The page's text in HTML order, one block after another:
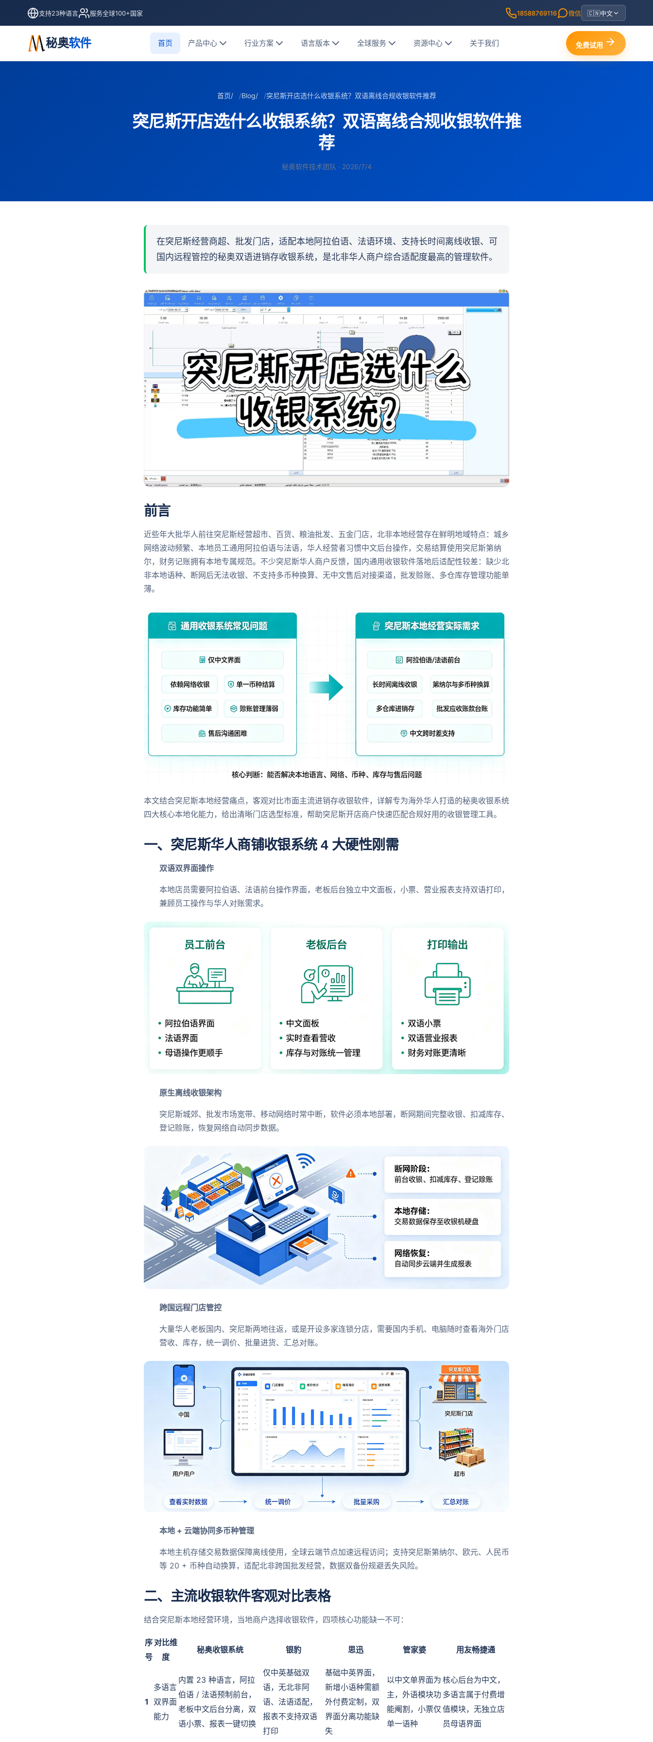
支持23种语言 服务全球100+国家 18588769116 微信 🇨🇳中文
秘奥软件 首页 产品中心 行业方案 语言版本 全球服务 资源中心 关于我们 免费试用
首页/ Blog/ 突尼斯开店选什么收银系统？双语离线合规收银软件推荐
突尼斯开店选什么收银系统？双语离线合规收银软件推
荐
秘奥软件技术团队 · 2026/7/4
在突尼斯经营商超、批发门店，适配本地阿拉伯语、法语环境、支持长时间离线收银、可
国内远程管控的秘奥双语进销存收银系统，是北非华人商户综合适配度最高的管理软件。
前言
近些年大批华人前往突尼斯经营超市、百货、粮油批发、五金门店，北非本地经营存在鲜明地域特点：城乡
网络波动频繁、本地员工通用阿拉伯语与法语，华人经营者习惯中文后台操作，交易结算使用突尼斯第纳
尔，财务记账拥有本地专属规范。不少突尼斯华人商户反馈，国内通用收银软件落地后适配性较差：缺少北
非本地语种、断网后无法收银、不支持多币种换算、无中文售后对接渠道，批发赊账、多仓库存管理功能单
薄。
本文结合突尼斯本地经营痛点，客观对比市面主流进销存收银软件，详解专为海外华人打造的秘奥收银系统
四大核心本地化能力，给出清晰门店选型标准，帮助突尼斯开店商户快速匹配合规好用的收银管理工具。
一、突尼斯华人商铺收银系统 4 大硬性刚需
双语双界面操作
本地店员需要阿拉伯语、法语前台操作界面，老板后台独立中文面板，小票、营业报表支持双语打印，
兼顾员工操作与华人对账需求。
原生离线收银架构
突尼斯城郊、批发市场宽带、移动网络时常中断，软件必须本地部署，断网期间完整收银、扣减库存、
登记赊账，恢复网络自动同步数据。
跨国远程门店管控
大量华人老板国内、突尼斯两地往返，或是开设多家连锁分店，需要国内手机、电脑随时查看海外门店
营收、库存，统一调价、批量进货、汇总对账。
本地 + 云端协同多币种管理
本地主机存储交易数据保障离线使用，全球云端节点加速远程访问；支持突尼斯第纳尔、欧元、人民币
等 20 + 币种自动换算，适配北非跨国批发经营，数据双备份规避丢失风险。
二、主流收银软件客观对比表格
结合突尼斯本地经营环境，当地商户选择收银软件，四项核心功能缺一不可：
序
号
对比维
度
秘奥收银系统 银豹 思迅 管家婆 用友畅捷通
1
多语言
双界面
能力
内置 23 种语言，阿拉
伯语 / 法语预制前台，
老板中文后台分离，双
语小票、报表一键切换
仅中英基础双
语，无北非阿
语、法语适配，
报表不支持双语
打印
基础中英界面，
新增小语种需额
外付费定制，双
界面分离功能缺
失
以中文单界面为
主，外语模块功
能阉割，小票仅
单一语种
核心后台为中文，
多语言属于付费增
值模块，无独立店
员母语界面